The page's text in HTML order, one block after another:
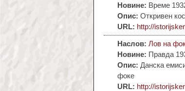
Новине: Време
Опис: Откривен
URL: http://
Наслов: Лов на
Новине: Правда
Опис: Данска
фоке
URL: http://